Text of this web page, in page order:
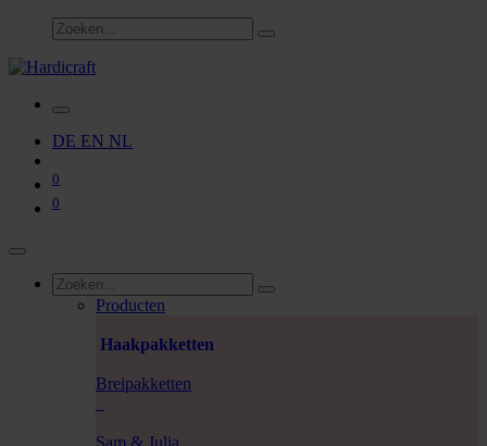
DE EN NL
0
0
Producten
Haakpakketten
Breipakketten